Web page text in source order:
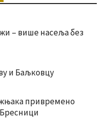
– више насеља без
и Баљковцу
привремено
Бресници